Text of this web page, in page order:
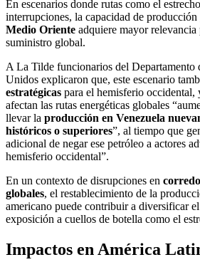
En escenarios donde rutas como el
interrupciones, la capacidad de
Medio Oriente adquiere mayor relevancia
suministro global.
A La Tilde funcionarios del Departamento
Unidos explicaron que, este escenario
estratégicas para el hemisferio occidental,
afectan las rutas energéticas globales
llevar la producción en Venezuela
históricos o superiores”, al tiempo que
adicional de negar ese petróleo a actores
hemisferio occidental”.
En un contexto de disrupciones en
globales, el restablecimiento de la
americano puede contribuir a diversificar
exposición a cuellos de botella como el
Impactos en América